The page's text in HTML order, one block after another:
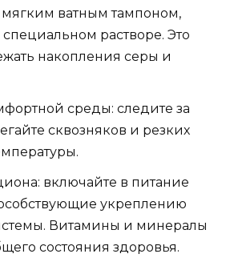
ватным тампоном,
растворе. Это
накопления серы и
среды: следите за
сквозняков и резких
включайте в питание
укреплению
Витамины и минералы
состояния здоровья.